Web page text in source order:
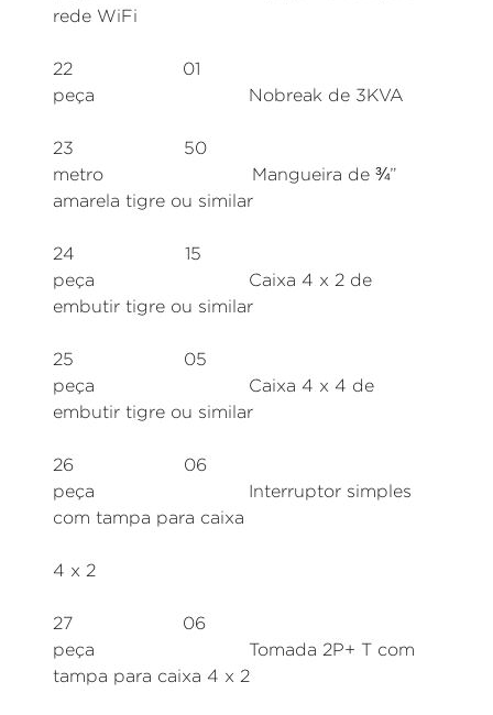
rede WiFi
22 01
peça Nobreak de 3KVA
23 50
metro Mangueira de ¾”
amarela tigre ou similar
24 15
peça Caixa 4 x 2 de
embutir tigre ou similar
25 05
peça Caixa 4 x 4 de
embutir tigre ou similar
26 06
peça Interruptor simples
com tampa para caixa
4 x 2
27 06
peça Tomada 2P+ T com
tampa para caixa 4 x 2